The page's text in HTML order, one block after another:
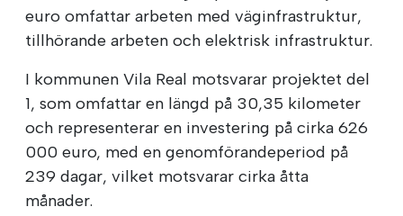
euro omfattar arbeten med väginfrastruktur,
tillhörande arbeten och elektrisk infrastruktur.
I kommunen Vila Real motsvarar projektet del
1, som omfattar en längd på 30,35 kilometer
och representerar en investering på cirka 626
000 euro, med en genomförandeperiod på
239 dagar, vilket motsvarar cirka åtta
månader.